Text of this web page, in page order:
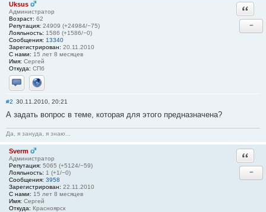
Uksus
Администратор
Возраст: 62
Репутация: 24909 (+24984/−75)
Лояльность: 1586 (+1586/−0)
Сообщения: 13340
Зарегистрирован: 20.11.2010
С нами: 15 лет 8 месяцев
Имя: Сергей
Откуда: СПб
Отправить личное сообщение
Сайт
−
#2 30.11.2010, 20:21
А задать вопрос в теме, которая для этого предназначена?
Да, я зануда, я знаю...
Sverm
Администратор
Репутация: 5065 (+5124/−59)
Лояльность: 1 (+1/−0)
Сообщения: 3958
Зарегистрирован: 22.11.2010
С нами: 15 лет 8 месяцев
Имя: Сергей
Откуда: Красноярск
−